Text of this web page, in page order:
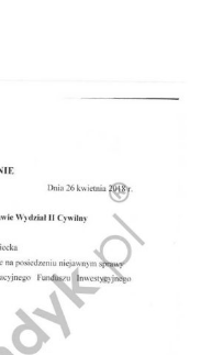
Negocjacje z wierzycielami
Doradztwo & konsulting